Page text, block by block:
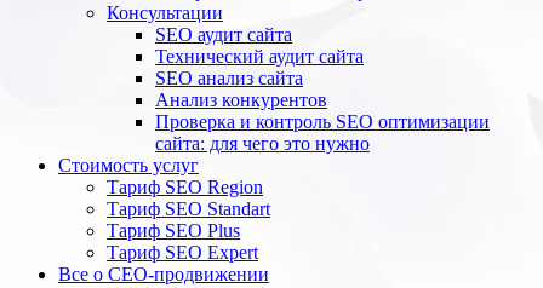
Консультации
SEO аудит сайта
Технический аудит сайта
SEO анализ сайта
Анализ конкурентов
Проверка и контроль SEO оптимизации
сайта: для чего это нужно
Стоимость услуг
Тариф SEO Region
Тариф SEO Standart
Тариф SEO Plus
Тариф SEO Expert
Все о СЕО-продвижении